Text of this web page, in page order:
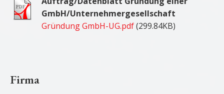
GmbH/Unternehmergesellschaft
Gründung GmbH-UG.pdf(299.84KB)
Firma